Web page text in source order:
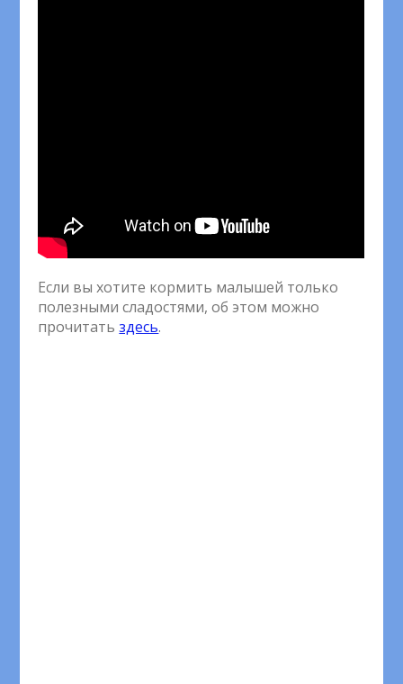
Если вы хотите кормить малышей только
полезными сладостями, об этом можно
прочитатьздесь.